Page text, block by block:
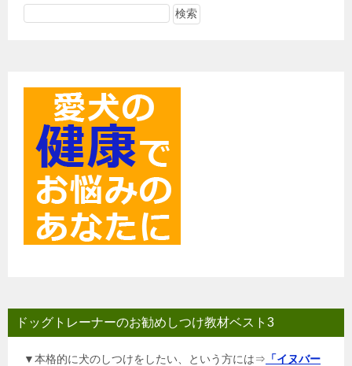
ドッグトレーナーのお勧めしつけ教材ベスト3
▼本格的に犬のしつけをしたい、という方には⇒ 「イヌバー